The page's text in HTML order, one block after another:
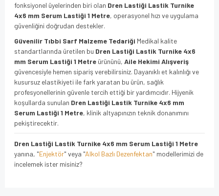
fonksiyonel üyelerinden biri olan Dren Lastiği Lastik Turnike
4x6 mm Serum Lastiği 1 Metre, operasyonel hızı ve uygulama
güvenliğini doğrudan destekler.
Güvenilir Tıbbi Sarf Malzeme Tedariği Medikal kalite
standartlarında üretilen bu Dren Lastiği Lastik Turnike 4x6
mm Serum Lastiği 1 Metre ürününü, Aile Hekimi Alışveriş
güvencesiyle hemen sipariş verebilirsiniz. Dayanıklı et kalınlığı ve
kusursuz elastikiyeti ile fark yaratan bu ürün, sağlık
profesyonellerinin güvenle tercih ettiği bir yardımcıdır. Hijyenik
koşullarda sunulan Dren Lastiği Lastik Turnike 4x6 mm
Serum Lastiği 1 Metre, klinik altyapınızın teknik donanımını
pekiştirecektir.
Dren Lastiği Lastik Turnike 4x6 mm Serum Lastiği 1 Metre
yanına, "Enjektör" veya "Alkol Bazlı Dezenfektan" modellerimizi de
incelemek ister misiniz?